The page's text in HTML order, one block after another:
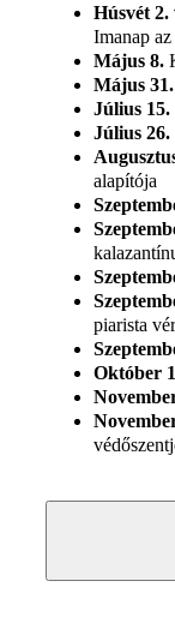
Húsvét 2.
Imanap
Május 8.
Május 31.
Július 15.
Július 26.
alapítója
piarista
Október